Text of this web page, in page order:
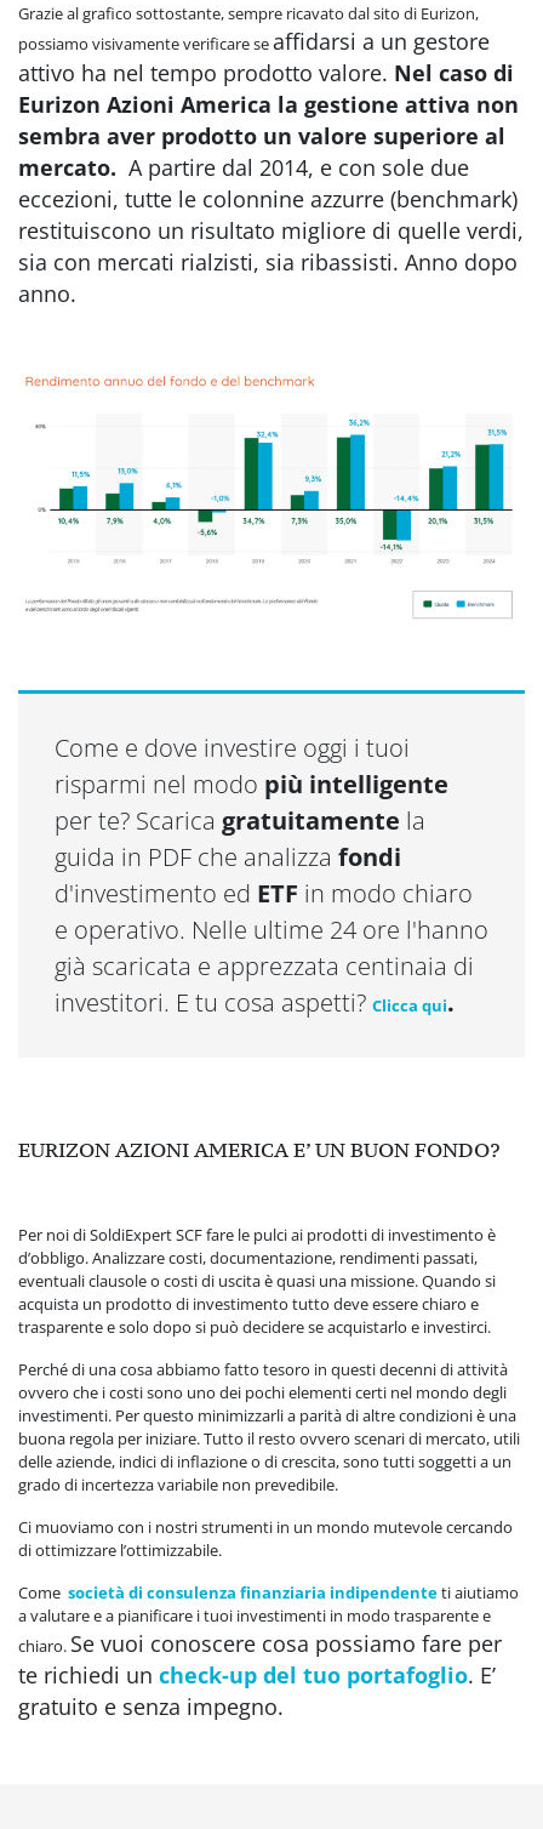
Grazie al grafico sottostante, sempre ricavato dal sito di Eurizon,
possiamo visivamente verificare seaffidarsi a un gestore
attivo ha nel tempo prodotto valore. Nel caso di
Eurizon Azioni America la gestione attiva non
sembra aver prodotto un valore superiore al
mercato. A partire dal 2014, e con sole due
eccezioni, tutte le colonnine azzurre (benchmark)
restituiscono un risultato migliore di quelle verdi,
sia con mercati rialzisti, sia ribassisti. Anno dopo
anno.
Come e dove investire oggi i tuoi
risparmi nel modo più intelligente
per te? Scarica gratuitamente la
guida in PDF che analizza fondi
d'investimento ed ETF in modo chiaro
e operativo. Nelle ultime 24 ore l'hanno
già scaricata e apprezzata centinaia di
investitori. E tu cosa aspetti? Clicca qui.
EURIZON AZIONI AMERICA E’ UN BUON FONDO?
Per noi di SoldiExpert SCF fare le pulci ai prodotti di investimento è
d’obbligo. Analizzare costi, documentazione, rendimenti passati,
eventuali clausole o costi di uscita è quasi una missione. Quando si
acquista un prodotto di investimento tutto deve essere chiaro e
trasparente e solo dopo si può decidere se acquistarlo e investirci.
Perché di una cosa abbiamo fatto tesoro in questi decenni di attività
ovvero che i costi sono uno dei pochi elementi certi nel mondo degli
investimenti. Per questo minimizzarli a parità di altre condizioni è una
buona regola per iniziare. Tutto il resto ovvero scenari di mercato, utili
delle aziende, indici di inflazione o di crescita, sono tutti soggetti a un
grado di incertezza variabile non prevedibile.
Ci muoviamo con i nostri strumenti in un mondo mutevole cercando
di ottimizzare l’ottimizzabile.
Come società di consulenza finanziaria indipendenteti aiutiamo
a valutare e a pianificare i tuoi investimenti in modo trasparente e
chiaro. Se vuoi conoscere cosa possiamo fare per
te richiedi un check-up del tuo portafoglio. E’
gratuito e senza impegno.